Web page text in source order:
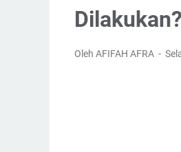
Dilakukan?
Oleh AFIFAH AFRA